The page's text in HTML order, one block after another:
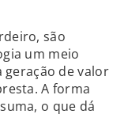
são
um meio
geração de valor
A forma
o que dá